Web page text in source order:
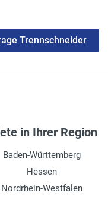
Trennschneider
in Ihrer Region
Baden-Württemberg
Hessen
Nordrhein-Westfalen